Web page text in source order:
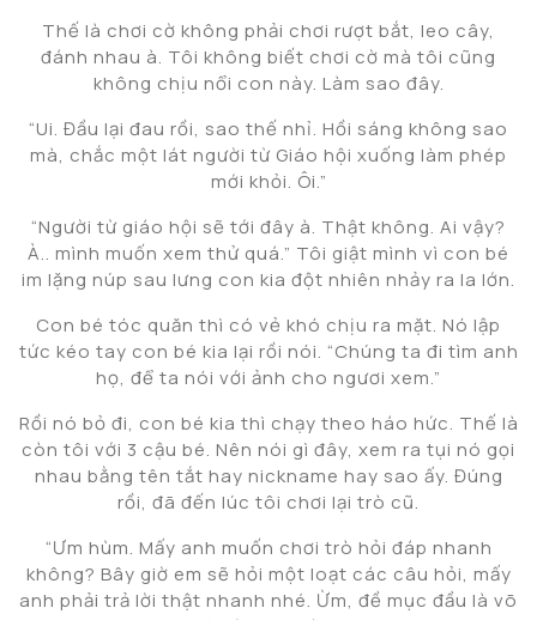
Thế là chơi cờ không phải chơi rượt bắt, leo cây,
đánh nhau à. Tôi không biết chơi cờ mà tôi cũng
không chịu nổi con này. Làm sao đây.
“Ui. Đầu lại đau rồi, sao thế nhỉ. Hồi sáng không sao
mà, chắc một lát người từ Giáo hội xuống làm phép
mới khỏi. Ôi.”
“Người từ giáo hội sẽ tới đây à. Thật không. Ai vậy?
À.. mình muốn xem thử quá.” Tôi giật mình vì con bé
im lặng núp sau lưng con kia đột nhiên nhảy ra la lớn.
Con bé tóc quăn thì có vẻ khó chịu ra mặt. Nó lập
tức kéo tay con bé kia lại rồi nói. “Chúng ta đi tìm anh
họ, để ta nói với ảnh cho ngươi xem.”
Rồi nó bỏ đi, con bé kia thì chạy theo háo hức. Thế là
còn tôi với 3 cậu bé. Nên nói gì đây, xem ra tụi nó gọi
nhau bằng tên tắt hay nickname hay sao ấy. Đúng
rồi, đã đến lúc tôi chơi lại trò cũ.
“Ưm hùm. Mấy anh muốn chơi trò hỏi đáp nhanh
không? Bây giờ em sẽ hỏi một loạt các câu hỏi, mấy
anh phải trả lời thật nhanh nhé. Ừm, đề mục đầu là võ